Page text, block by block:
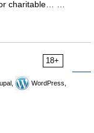
or charitable… …
18+
WordPress,